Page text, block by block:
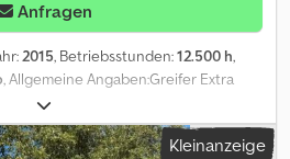
Anfragen
2015, Betriebsstunden:12.500 h,
, Allgemeine Angaben:Greifer Extra
Punktabstützung I Schild * 2-Gang-
Bereifung * Ladeausrüstung für 9,5 m
Stiel 4,0 m) * Gerät in
Kleinanzeige